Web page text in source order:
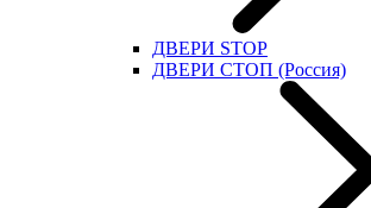
ДВЕРИ STOP
ДВЕРИ СТОП (Россия)